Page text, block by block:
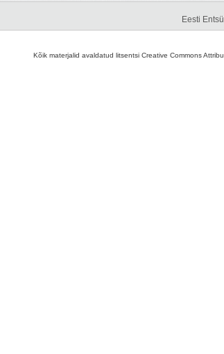
Eesti
Kõik materjalid avaldatud litsentsi Creative Commons